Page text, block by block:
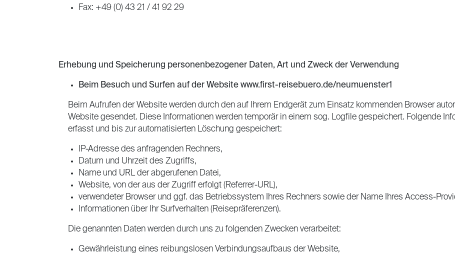
Fax: +49 (0) 43 21 / 41 92 29
Erhebung und Speicherung personenbezogener Daten, Art und Zweck der Verwendung
Beim Besuch und Surfen auf der Website www.first-reisebuero.de/neumuenster1
Beim Aufrufen der Website werden durch den auf Ihrem Endgerät zum Einsatz kommenden Browser
Website gesendet. Diese Informationen werden temporär in einem sog. Logfile gespeichert. Folgende
erfasst und bis zur automatisierten Löschung gespeichert:
IP-Adresse des anfragenden Rechners,
Datum und Uhrzeit des Zugriffs,
Name und URL der abgerufenen Datei,
Website, von der aus der Zugriff erfolgt (Referrer-URL),
verwendeter Browser und ggf. das Betriebssystem Ihres Rechners sowie der Name Ihres Access-
Informationen über Ihr Surfverhalten (Reisepräferenzen).
Die genannten Daten werden durch uns zu folgenden Zwecken verarbeitet:
Gewährleistung eines reibungslosen Verbindungsaufbaus der Website,